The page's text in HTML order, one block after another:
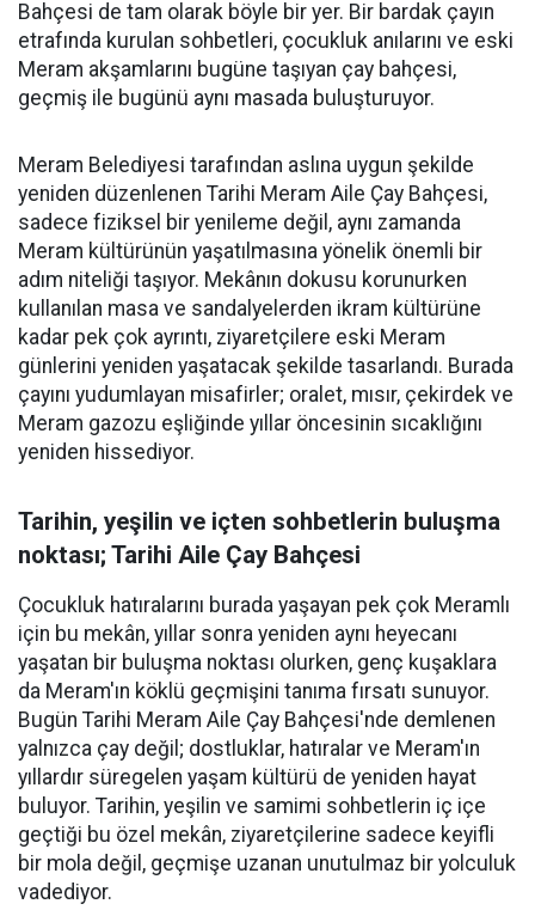
Bahçesi de tam olarak böyle bir yer. Bir bardak çayın
etrafında kurulan sohbetleri, çocukluk anılarını ve eski
Meram akşamlarını bugüne taşıyan çay bahçesi,
geçmiş ile bugünü aynı masada buluşturuyor.
Meram Belediyesi tarafından aslına uygun şekilde
yeniden düzenlenen Tarihi Meram Aile Çay Bahçesi,
sadece fiziksel bir yenileme değil, aynı zamanda
Meram kültürünün yaşatılmasına yönelik önemli bir
adım niteliği taşıyor. Mekânın dokusu korunurken
kullanılan masa ve sandalyelerden ikram kültürüne
kadar pek çok ayrıntı, ziyaretçilere eski Meram
günlerini yeniden yaşatacak şekilde tasarlandı. Burada
çayını yudumlayan misafirler; oralet, mısır, çekirdek ve
Meram gazozu eşliğinde yıllar öncesinin sıcaklığını
yeniden hissediyor.
Tarihin, yeşilin ve içten sohbetlerin buluşma
noktası; Tarihi Aile Çay Bahçesi
Çocukluk hatıralarını burada yaşayan pek çok Meramlı
için bu mekân, yıllar sonra yeniden aynı heyecanı
yaşatan bir buluşma noktası olurken, genç kuşaklara
da Meram'ın köklü geçmişini tanıma fırsatı sunuyor.
Bugün Tarihi Meram Aile Çay Bahçesi'nde demlenen
yalnızca çay değil; dostluklar, hatıralar ve Meram'ın
yıllardır süregelen yaşam kültürü de yeniden hayat
buluyor. Tarihin, yeşilin ve samimi sohbetlerin iç içe
geçtiği bu özel mekân, ziyaretçilerine sadece keyifli
bir mola değil, geçmişe uzanan unutulmaz bir yolculuk
vadediyor.